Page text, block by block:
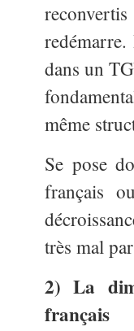
dans un
même
Se pose
français
très mal
2) La
français